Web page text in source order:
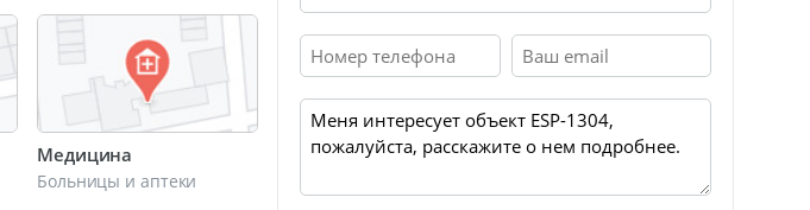
Медицина
Больницы и аптеки